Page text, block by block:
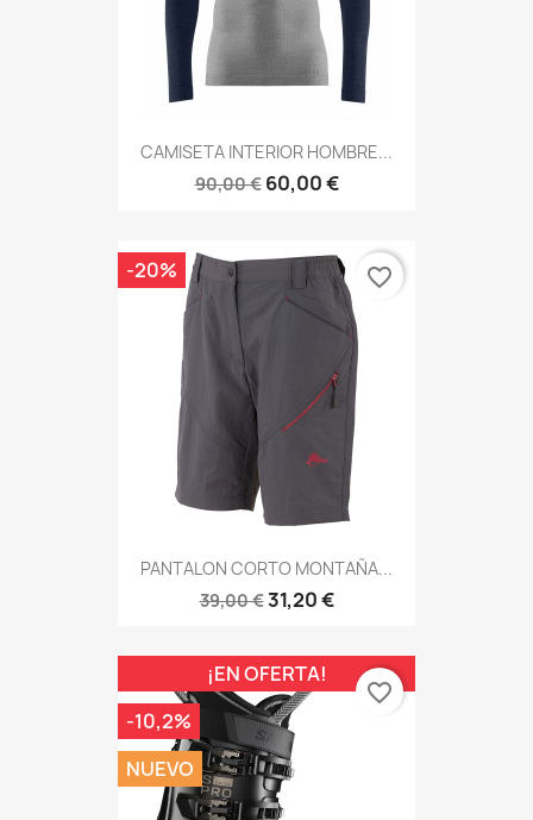
CAMISETA INTERIOR HOMBRE...
90,00 € 60,00 €
PANTALON CORTO MONTAÑA...
39,00 €31,20 €
-20% favorite_border
¡EN OFERTA!
-10,2%
NUEVO
favorite_border